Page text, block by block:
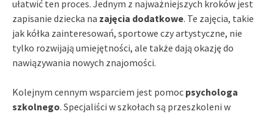
ułatwić ten proces. Jednym z najważniejszych kroków jest
zapisanie dziecka na zajęcia dodatkowe. Te zajęcia, takie
jak kółka zainteresowań, sportowe czy artystyczne, nie
tylko rozwijają umiejętności, ale także dają okazję do
nawiązywania nowych znajomości.
Kolejnym cennym wsparciem jest pomoc psychologa
szkolnego. Specjaliści w szkołach są przeszkoleni w